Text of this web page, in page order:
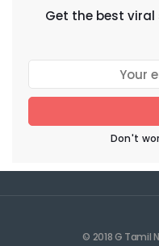
Get the best
Don't
© 2018 G Tamil